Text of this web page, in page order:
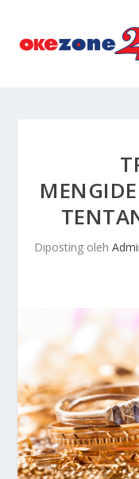
Diposting oleh